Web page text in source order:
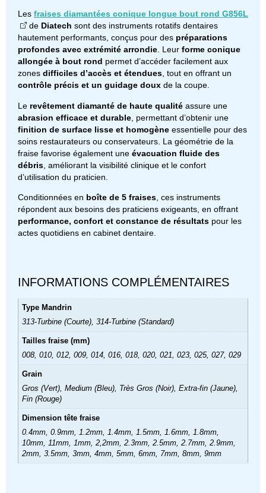
Les fraises diamantées conique longue bout rond G856L
de Diatech sont des instruments rotatifs dentaires
hautement performants, conçus pour des préparations
profondes avec extrémité arrondie. Leur forme conique
allongée à bout rond permet d’accéder facilement aux
zones difficiles d’accès et étendues, tout en offrant un
contrôle précis et un guidage doux de la coupe.
Le revêtement diamanté de haute qualité assure une
abrasion efficace et durable , permettant d’obtenir une
finition de surface lisse et homogène essentielle pour des
soins restaurateurs ou conservateurs. La géométrie de la
fraise favorise également une évacuation fluide des
débris , améliorant la visibilité clinique et le confort
d’utilisation du praticien.
Conditionnées en boîte de 5 fraises, ces instruments
répondent aux besoins des praticiens exigeants, en offrant
performance, confort et constance de résultats pour les
actes quotidiens en cabinet dentaire.
INFORMATIONS COMPLÉMENTAIRES
Type Mandrin
313-Turbine (Courte), 314-Turbine (Standard)
Tailles fraise (mm)
008, 010, 012, 009, 014, 016, 018, 020, 021, 023, 025, 027, 029
Grain
Gros (Vert), Medium (Bleu), Très Gros (Noir), Extra-fin (Jaune),
Fin (Rouge)
Dimension tête fraise
0.4mm, 0.9mm, 1.2mm, 1.4mm, 1.5mm, 1.6mm, 1.8mm,
10mm, 11mm, 1mm, 2,2mm, 2.3mm, 2.5mm, 2.7mm, 2.9mm,
2mm, 3.5mm, 3mm, 4mm, 5mm, 6mm, 7mm, 8mm, 9mm